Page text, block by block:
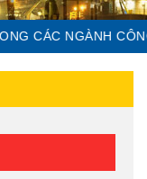
CÁC NGÀNH